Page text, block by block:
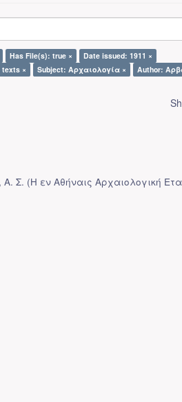
Has File(s): true ×
Date issued: 1911 ×
texts × Subject: Αρχαιολογία ×
Author:
Α. Σ. (Η εν Αθήναις Αρχαιολογική